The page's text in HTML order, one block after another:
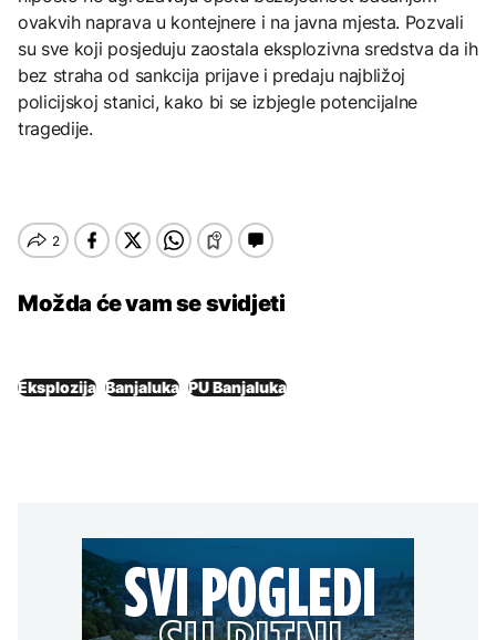
ovakvih naprava u kontejnere i na javna mjesta. Pozvali
su sve koji posjeduju zaostala eksplozivna sredstva da ih
bez straha od sankcija prijave i predaju najbližoj
policijskoj stanici, kako bi se izbjegle potencijalne
tragedije.
Možda će vam se svidjeti
Eksplozija Banjaluka PU Banjaluka